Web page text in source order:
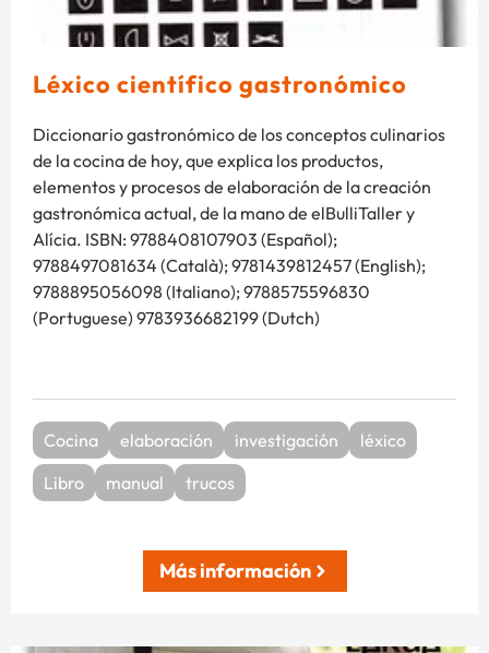
Léxico científico gastronómico
Diccionario gastronómico de los conceptos culinarios
de la cocina de hoy, que explica los productos,
elementos y procesos de elaboración de la creación
gastronómica actual, de la mano de elBulliTaller y
Alícia. ISBN: 9788408107903 (Español);
9788497081634 (Català); 9781439812457 (English);
9788895056098 (Italiano); 9788575596830
(Portuguese) 9783936682199 (Dutch)
Cocina elaboración investigación
léxico
Libro
manual trucos
Más información